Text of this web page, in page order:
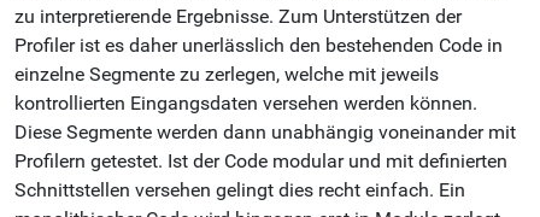
zu interpretierende Ergebnisse. Zum Unterstützen der
Profiler ist es daher unerlässlich den bestehenden Code in
einzelne Segmente zu zerlegen, welche mit jeweils
kontrollierten Eingangsdaten versehen werden können.
Diese Segmente werden dann unabhängig voneinander mit
Profilern getestet. Ist der Code modular und mit definierten
Schnittstellen versehen gelingt dies recht einfach. Ein